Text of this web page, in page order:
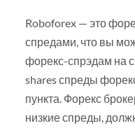
Roboforex — это
спредами, что вы
форекс-спрэдам на
shares спреды
пункта. Форекс
низкие спреды,